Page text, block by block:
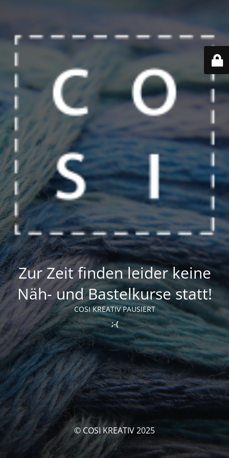
Zur Zeit finden leider keine
Näh- und Bastelkurse statt!
COSI KREATIV PAUSIERT
;-(
© COSI KREATIV 2025